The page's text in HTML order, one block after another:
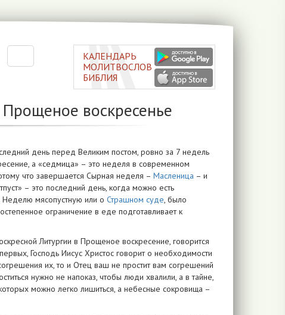
КАЛЕНДАРЬ
МОЛИТВОСЛОВ
БИБЛИЯ
воскресенье
день перед Великим постом, ровно за 7 недель
а «седмица» – это неделя в современном
что завершается Сырная неделя – Масленица – и
– это последний день, когда можно есть
мясопустную или о Страшном суде, было
ограничение в еде подготавливает к
Литургии в Прощеное воскресение, говорится
Господь Иисус Христос говорит о необходимости
их, то и Отец ваш не простит вам согрешений
нужно не напоказ, чтобы люди хвалили, а в тайне,
можно легко лишиться, а небесные сокровища –